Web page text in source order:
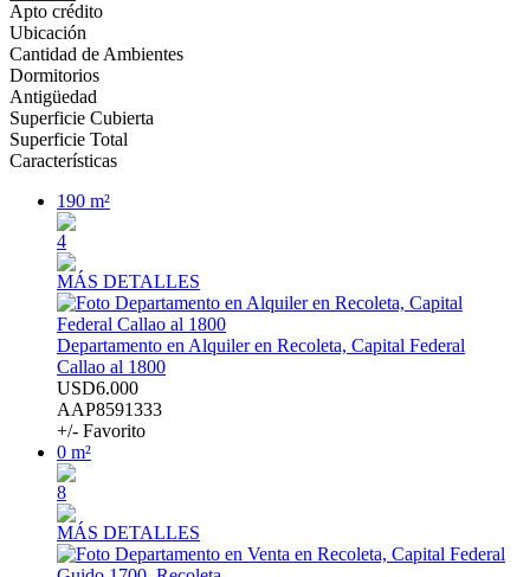
Apto crédito
Ubicación
Cantidad de Ambientes
Dormitorios
Antigüedad
Superficie Cubierta
Superficie Total
Características
190 m²
4
MÁS DETALLES
Departamento en Alquiler en Recoleta, Capital Federal
Callao al 1800
USD6.000
AAP8591333
+/- Favorito
0 m²
8
MÁS DETALLES